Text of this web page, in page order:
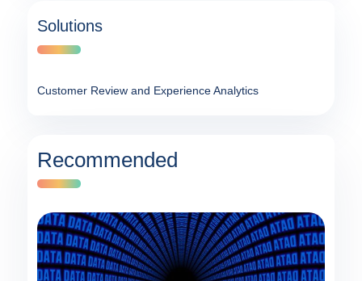
Solutions
Customer Review and Experience Analytics
Recommended